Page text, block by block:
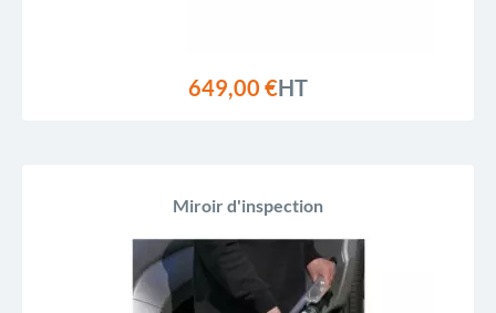
649,00 €HT
Miroir d'inspection